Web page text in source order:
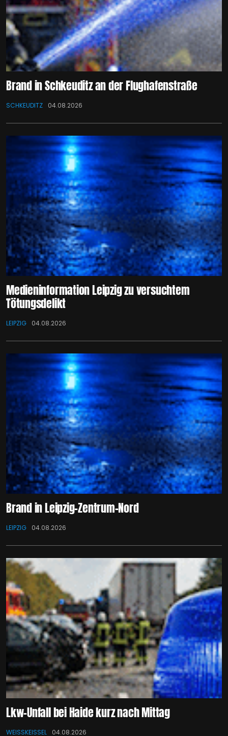
Brand in Schkeuditz an der Flughafenstraße
SCHKEUDITZ 04.08.2026
Medieninformation Leipzig zu versuchtem
Tötungsdelikt
LEIPZIG 04.08.2026
Brand in Leipzig-Zentrum-Nord
LEIPZIG 04.08.2026
Lkw-Unfall bei Haide kurz nach Mittag
WEISSKEISSEL 04.08.2026